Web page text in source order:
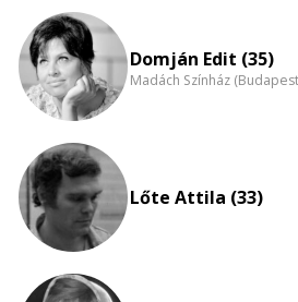
Domján Edit (35)
Madách Színház
Lőte Attila (33)